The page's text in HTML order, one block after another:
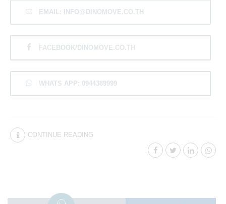
EMAIL: INFO@DINOMOVE.CO.TH
FACEBOOK/DINOMOVE.CO.TH
WHATS APP: 0944389999
CONTINUE READING